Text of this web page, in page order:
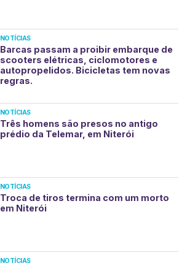
NOTÍCIAS
Barcas passam a proibir embarque de
scooters elétricas, ciclomotores e
autopropelidos. Bicicletas tem novas
regras.
NOTÍCIAS
Três homens são presos no antigo
prédio da Telemar, em Niterói
NOTÍCIAS
Troca de tiros termina com um morto
em Niterói
NOTÍCIAS